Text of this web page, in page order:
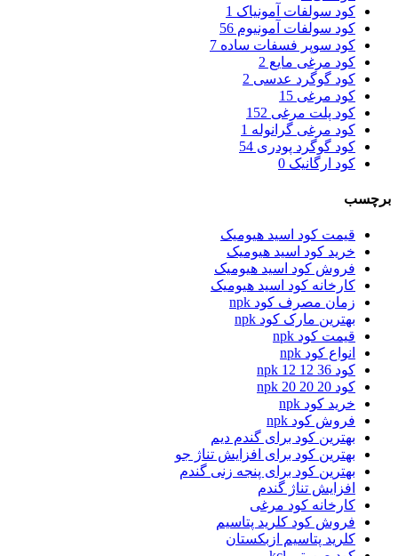
کود سولفات آمونیاک 1
کود سولفات آمونیوم 56
کود سوپر فسفات ساده 7
کود مرغی مایع 2
کود گوگرد عدسی 2
کود مرغی 15
کود پلت مرغی 152
کود مرغی گرانوله 1
کود گوگرد پودری 54
کود ارگانیک 0
برچسب
قیمت کود اسید هیومیک
خرید کود اسید هیومیک
فروش کود اسید هیومیک
کارخانه کود اسید هیومیک
زمان مصرف کود npk
بهترین مارک کود npk
قیمت کود npk
انواع کود npk
کود npk 12 12 36
کود npk 20 20 20
خرید کود npk
فروش کود npk
بهترین کود برای گندم دیم
بهترین کود برای افزایش تناژ جو
بهترین کود برای پنجه زنی گندم
افزایش تناژ گندم
کارخانه کود مرغی
فروش کود کلرید پتاسیم
کلرید پتاسیم ازبکستان